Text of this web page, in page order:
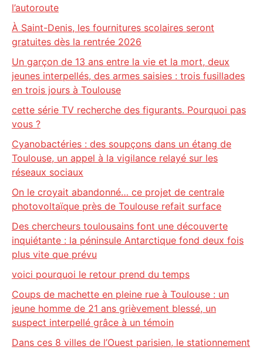
l’autoroute
À Saint-Denis, les fournitures scolaires seront
gratuites dès la rentrée 2026
Un garçon de 13 ans entre la vie et la mort, deux
jeunes interpellés, des armes saisies : trois fusillades
en trois jours à Toulouse
cette série TV recherche des figurants. Pourquoi pas
vous ?
Cyanobactéries : des soupçons dans un étang de
Toulouse, un appel à la vigilance relayé sur les
réseaux sociaux
On le croyait abandonné… ce projet de centrale
photovoltaïque près de Toulouse refait surface
Des chercheurs toulousains font une découverte
inquiétante : la péninsule Antarctique fond deux fois
plus vite que prévu
voici pourquoi le retour prend du temps
Coups de machette en pleine rue à Toulouse : un
jeune homme de 21 ans grièvement blessé, un
suspect interpellé grâce à un témoin
Dans ces 8 villes de l’Ouest parisien, le stationnement